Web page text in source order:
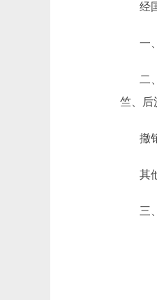
经国
一、
二、
竺、后
撤销
其他
三、